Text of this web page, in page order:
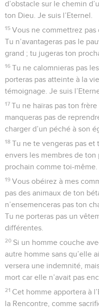
d’obstacle sur le chemin
ton Dieu. Je suis l’Eternel.
15 Vous ne commettrez pas
Tu n’avantageras pas le
grand ; tu jugeras ton
16 Tu ne calomnieras pas
porteras pas atteinte à la
témoignage. Je suis
17 Tu ne haïras pas ton
manqueras pas de
charger d’un péché à son
18 Tu ne te vengeras pas et
envers les membres de ton
prochain comme toi-même.
19 Vous obéirez à mes
pas des animaux de ton
n’ensemenceras pas ton
Tu ne porteras pas un
différentes.
20 Si un homme couche
autre homme sans qu’elle
versera une indemnité,
mort car elle n’avait pas
21 Cet homme apportera à
la Rencontre, comme